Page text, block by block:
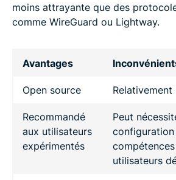
moins attrayante que des
comme WireGuard ou Lightway.
Avantages
Open source Relativement
Recommandé
aux utilisateurs
expérimentés
Peut
utilisateurs